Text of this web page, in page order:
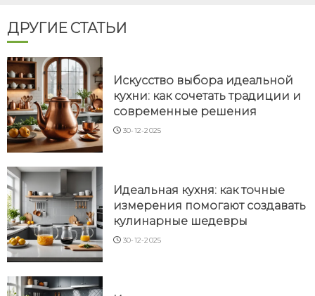
ДРУГИЕ СТАТЬИ
Искусство выбора идеальной
кухни: как сочетать традиции и
современные решения
30-12-2025
Идеальная кухня: как точные
измерения помогают создавать
кулинарные шедевры
30-12-2025